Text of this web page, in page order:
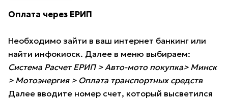
Оплата через ЕРИП
Необходимо зайти в ваш интернет банкинг или
найти инфокиоск. Далее в меню выбираем:
Система Расчет ЕРИП > Авто-мото покупка> Минск
> Мотоэнергия > Оплата транспортных средств
Далее вводите номер счет, который высветился